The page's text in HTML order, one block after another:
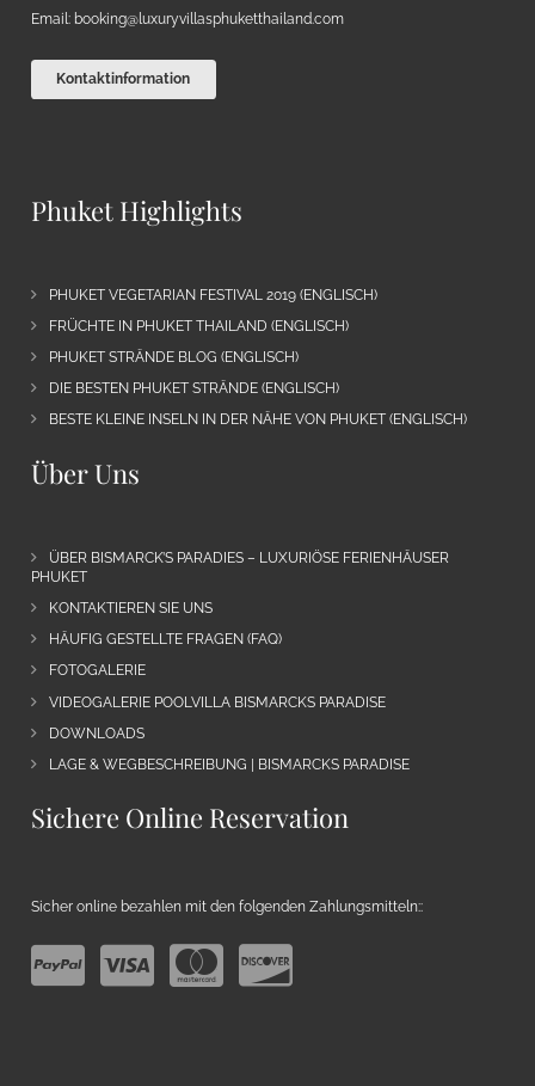
Email: booking@luxuryvillasphuketthailand.com
Kontaktinformation
Phuket Highlights
PHUKET VEGETARIAN FESTIVAL 2019 (ENGLISCH)
FRÜCHTE IN PHUKET THAILAND (ENGLISCH)
PHUKET STRÄNDE BLOG (ENGLISCH)
DIE BESTEN PHUKET STRÄNDE (ENGLISCH)
BESTE KLEINE INSELN IN DER NÄHE VON PHUKET (ENGLISCH)
Über Uns
ÜBER BISMARCK’S PARADIES – LUXURIÖSE FERIENHÄUSER
PHUKET
KONTAKTIEREN SIE UNS
HÄUFIG GESTELLTE FRAGEN (FAQ)
FOTOGALERIE
VIDEOGALERIE POOLVILLA BISMARCKS PARADISE
DOWNLOADS
LAGE & WEGBESCHREIBUNG | BISMARCKS PARADISE
Sichere Online Reservation
Sicher online bezahlen mit den folgenden Zahlungsmitteln::